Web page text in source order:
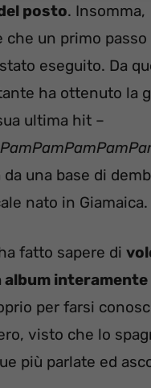
posto. Insomma,
che un primo passo
eseguito. Da
ha ottenuto la
ultima hit –
una base di
nato in Giamaica.
fatto sapere di
album interamente
per farsi
visto che lo
più parlate ed